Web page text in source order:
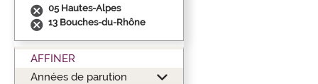
05 Hautes-Alpes
13 Bouches-du-Rhône
AFFINER
Années de parution